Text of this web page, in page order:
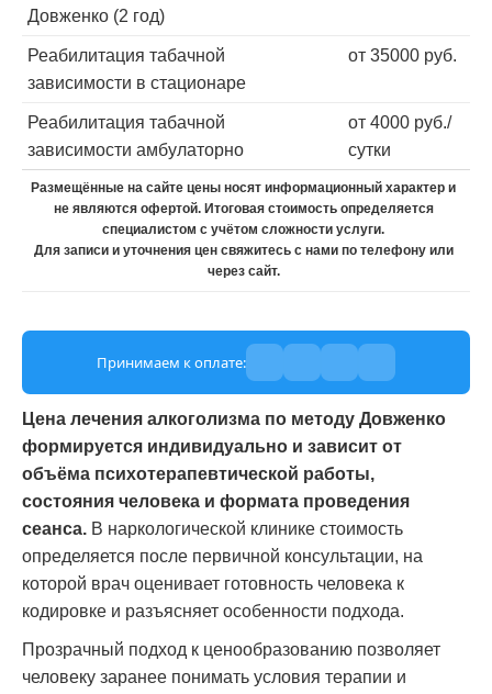
Довженко (2 год)
Реабилитация табачной
зависимости в стационаре
от 35000 руб.
Реабилитация табачной
зависимости амбулаторно
от 4000 руб./
сутки
Размещённые на сайте цены носят информационный характер и
не являются офертой. Итоговая стоимость определяется
специалистом с учётом сложности услуги.
Для записи и уточнения цен свяжитесь с нами по телефону или
через сайт.
Принимаем к оплате:
Цена лечения алкоголизма по методу Довженко
формируется индивидуально и зависит от
объёма психотерапевтической работы,
состояния человека и формата проведения
сеанса. В наркологической клинике стоимость
определяется после первичной консультации, на
которой врач оценивает готовность человека к
кодировке и разъясняет особенности подхода.
Прозрачный подход к ценообразованию позволяет
человеку заранее понимать условия терапии и